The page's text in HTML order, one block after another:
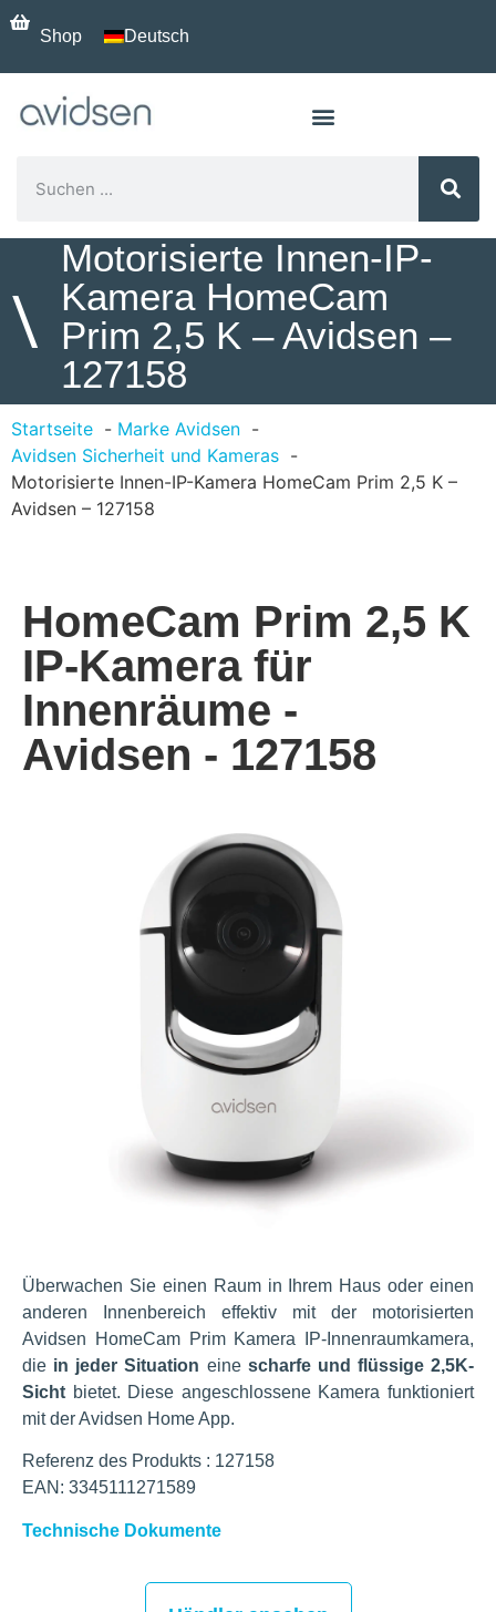
Shop Deutsch
\
Motorisierte Innen-IP-
Kamera HomeCam
Prim 2,5 K – Avidsen –
127158
Startseite
Marke Avidsen
Avidsen Sicherheit und Kameras
Motorisierte Innen-IP-Kamera HomeCam Prim 2,5 K –
Avidsen – 127158
HomeCam Prim 2,5 K
IP-Kamera für
Innenräume -
Avidsen - 127158
Überwachen Sie einen Raum in Ihrem Haus oder einen
anderen Innenbereich effektiv mit der motorisierten
Avidsen HomeCam Prim Kamera IP-Innenraumkamera,
die in jeder Situation eine scharfe und flüssige 2,5K-
Sicht bietet. Diese angeschlossene Kamera funktioniert
mit der Avidsen Home App.
Referenz des Produkts : 127158
EAN: 3345111271589
Technische Dokumente